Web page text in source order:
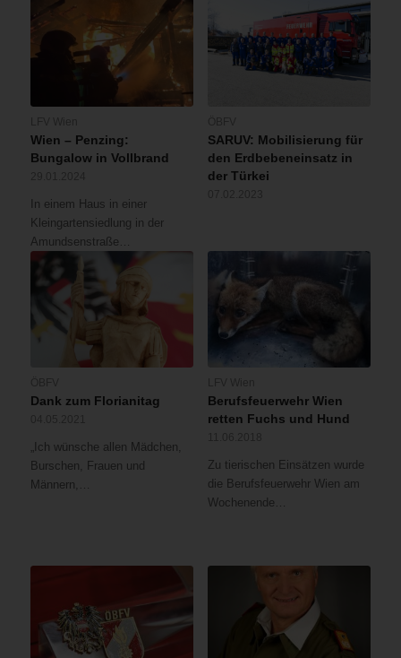
Wien – Penzing:
Bungalow in Vollbrand
In einem Haus in einer
Kleingartensiedlung in der
Amundsenstraße…
SARUV: Mobilisierung für
den Erdbebeneinsatz in
der Türkei
Dank zum Florianitag
„Ich wünsche allen Mädchen,
Burschen, Frauen und
Männern,…
Berufsfeuerwehr Wien
retten Fuchs und Hund
Zu tierischen Einsätzen wurde
die Berufsfeuerwehr Wien am
Wochenende…